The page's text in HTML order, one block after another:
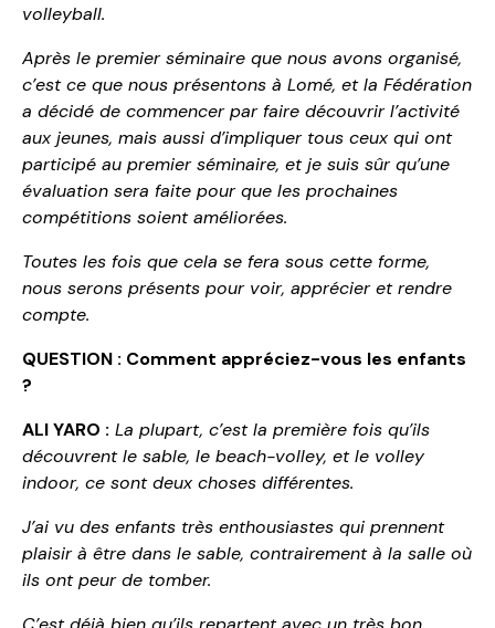
volleyball.
Après le premier séminaire que nous avons organisé,
c’est ce que nous présentons à Lomé, et la Fédération
a décidé de commencer par faire découvrir l’activité
aux jeunes, mais aussi d’impliquer tous ceux qui ont
participé au premier séminaire, et je suis sûr qu’une
évaluation sera faite pour que les prochaines
compétitions soient améliorées.
Toutes les fois que cela se fera sous cette forme,
nous serons présents pour voir, apprécier et rendre
compte.
QUESTION : Comment appréciez-vous les enfants
?
ALI YARO : La plupart, c’est la première fois qu’ils
découvrent le sable, le beach-volley, et le volley
indoor, ce sont deux choses différentes.
J’ai vu des enfants très enthousiastes qui prennent
plaisir à être dans le sable, contrairement à la salle où
ils ont peur de tomber.